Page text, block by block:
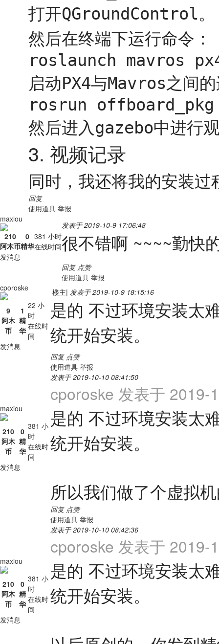
打开QGroundControl。
然后在终端下运行命令：
roslaunch mavros
启动PX4与Mavros之间
rosrun
然后进入gazebo中进行
3. 视频记录
同时，我还将我的安装
回复
使用道具 举报
maxiou
210
阿木币
0
精华
381 小时
在线时间
发消息
发表于 2019-10-9 17:06:48
很不错啊 ~~~~勤快
回复 点赞
使用道具 举报
cporoske
9
阿木
币
1
精
华
22 小
时
在线时
间
发消息
楼主| 发表于 2019-10-9 18:15:16
是的 不过环境安装太
统开始安装。
回复 点赞
使用道具 举报
maxiou
210
阿木
币
0
精
华
381 小
时
在线时
间
发消息
发表于 2019-10-10 08:41:50
cporoske 发表于 2019-
是的 不过环境安装太
统开始安装。
所以我们做了个虚拟
回复 点赞
使用道具 举报
maxiou
210
阿木
币
0
精
华
381 小
时
在线时
间
发消息
发表于 2019-10-10 08:42:36
cporoske 发表于 2019-
是的 不过环境安装太
统开始安装。